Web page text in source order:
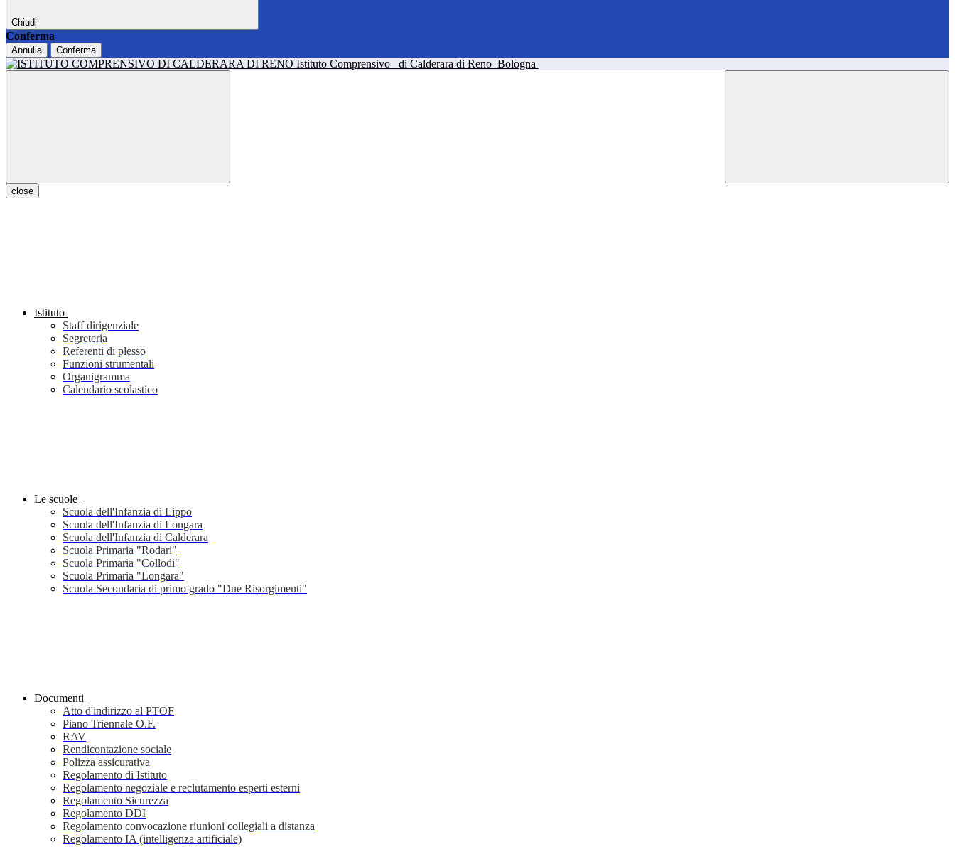
Chiudi
Conferma
Annulla Conferma
Istituto Comprensivo di Calderara di Reno Bologna
close
Istituto
Staff dirigenziale
Segreteria
Referenti di plesso
Funzioni strumentali
Organigramma
Calendario scolastico
Le scuole
Scuola dell'Infanzia di Lippo
Scuola dell'Infanzia di Longara
Scuola dell'Infanzia di Calderara
Scuola Primaria "Rodari"
Scuola Primaria "Collodi"
Scuola Primaria "Longara"
Scuola Secondaria di primo grado "Due Risorgimenti"
Documenti
Atto d'indirizzo al PTOF
Piano Triennale O.F.
RAV
Rendicontazione sociale
Polizza assicurativa
Regolamento di Istituto
Regolamento negoziale e reclutamento esperti esterni
Regolamento Sicurezza
Regolamento DDI
Regolamento convocazione riunioni collegiali a distanza
Regolamento IA (intelligenza artificiale)